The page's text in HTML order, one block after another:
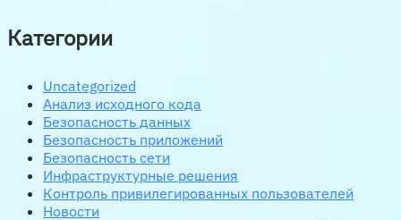
Категории
Uncategorized
Анализ исходного кода
Безопасность данных
Безопасность приложений
Безопасность сети
Инфраструктурные решения
Контроль привилегированных пользователей
Новости